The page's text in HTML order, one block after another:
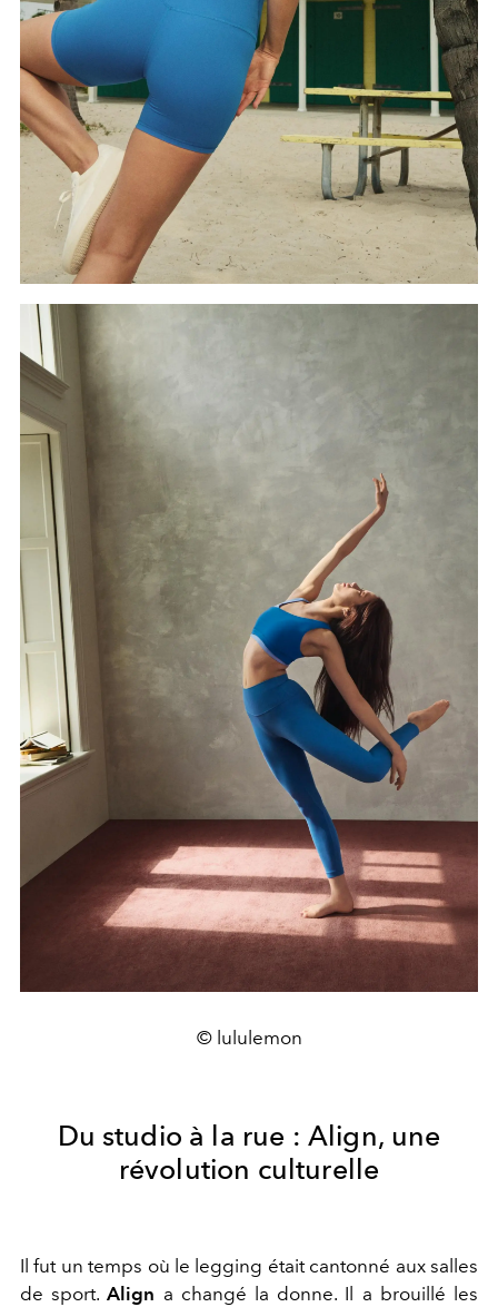
© lululemon
Du studio à la rue : Align, une
révolution culturelle
Il fut un temps où le legging était cantonné aux salles
de sport.Align a changé la donne. Il a brouillé les